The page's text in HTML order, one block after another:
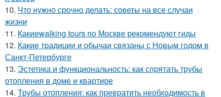
10. Что нужно срочно делать: советы на все случаи
жизни
11. Какиеwalking tours по Москве рекомендуют гиды
12. Какие традиции и обычаи связаны с Новым годом в
Санкт-Петербурге
13. Эстетика и функциональность: как спрятать трубы
отопления в доме и квартире
14. Трубы отопления: как превратить необходимость в